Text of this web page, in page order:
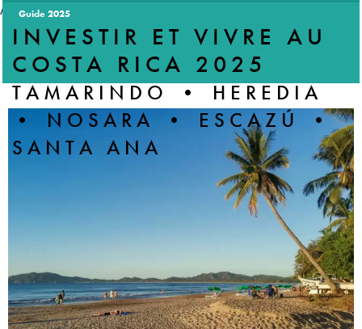
//accordeon
ESMERALDA IMMOBILIER
Guide 2025
INVESTIR ET VIVRE AU
COSTA RICA 2025
TAMARINDO • HEREDIA
• NOSARA • ESCAZÚ •
SANTA ANA